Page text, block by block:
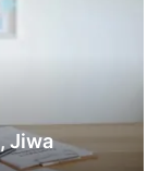
Jiwa